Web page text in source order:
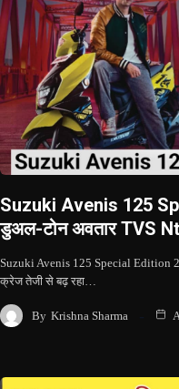
Suzuki Avenis 125
डुअल-टोन अवतार TVS
Suzuki Avenis 125 Special Edition
क्रेज तेजी से बढ़ रहा…
By Krishna Sharma